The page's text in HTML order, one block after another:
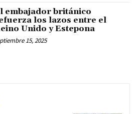
embajador británico
los lazos entre el
Unido y Estepona
15, 2025